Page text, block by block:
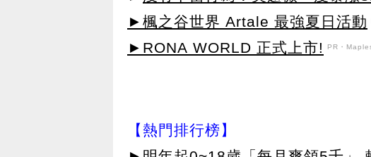
►楓之谷世界 Artale 最強夏日活動
►RONA WORLD 正式上市! PR・
【熱門排行榜】